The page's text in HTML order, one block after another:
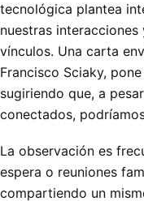
tecnológica plantea
nuestras
vínculos. Una carta
Francisco Sciaky,
sugiriendo que, a
conectados,
La observación es
espera o reuniones
compartiendo un